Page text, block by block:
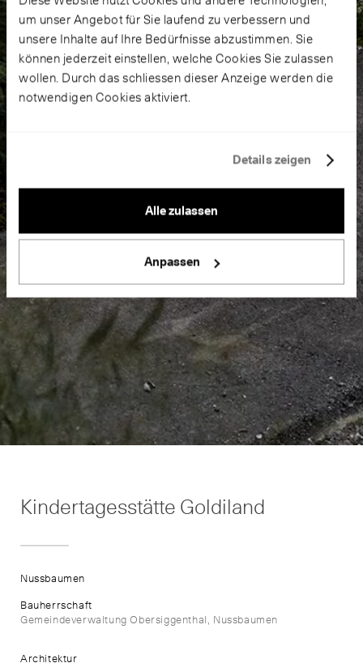
um unser Angebot für Sie laufend zu verbessern und
unsere Inhalte auf Ihre Bedürfnisse abzustimmen. Sie
können jederzeit einstellen, welche Cookies Sie zulassen
wollen. Durch das schliessen dieser Anzeige werden die
notwendigen Cookies aktiviert.
Details zeigen
Alle zulassen
Anpassen
Kindertagesstätte Goldiland
Nussbaumen
Bauherrschaft
Gemeindeverwaltung Obersiggenthal, Nussbaumen
Architektur